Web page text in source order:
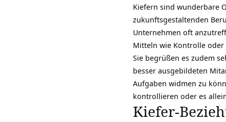
Kiefern sind wunderbare
zukunftsgestaltenden
Unternehmen oft
Mitteln wie Kontrolle
Sie begrüßen es zudem
besser ausgebildeten
Aufgaben widmen zu
kontrollieren oder es
Kiefer-